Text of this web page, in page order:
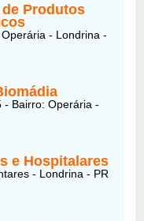
Produtos
- Londrina -
- Bairro: Operária -
e Hospitalares
- Londrina - PR